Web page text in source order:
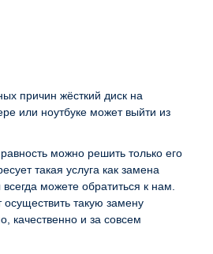
причин жёсткий диск на
или ноутбуке может выйти из
можно решить только его
такая услуга как замена
можете обратиться к нам.
такую замену
качественно и за совсем